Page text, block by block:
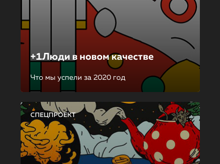
+1Люди в новом качестве
Что мы успели за 2020 год
СПЕЦПРОЕКТ